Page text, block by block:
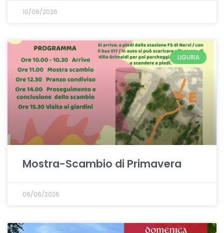
10/06/2026
LIGURIA
Mostra-Scambio di Primavera
06/06/2026